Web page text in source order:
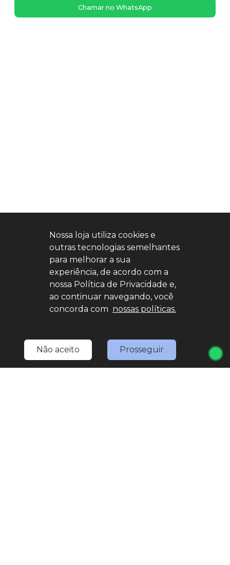
Chamar no WhatsApp
Nossa loja utiliza cookies e
outras tecnologias semelhantes
para melhorar a sua
experiência, de acordo com a
nossa Política de Privacidade e,
ao continuar navegando, você
concorda com nossas políticas.
Não aceito Prosseguir